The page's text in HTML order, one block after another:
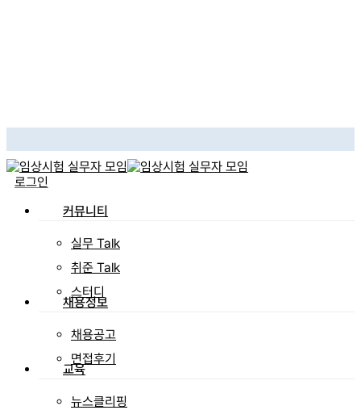
로그인
커뮤니티
실무 Talk
취준 Talk
스터디
채용정보
채용공고
면접후기
교육
뉴스클리핑